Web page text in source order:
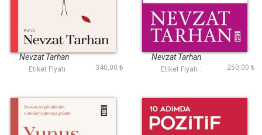
Mesnevi Terapi
Nevzat Tarhan
Etiket Fiyatı : 340,00 ₺
Mutlu Evlilik
Psikolojisi
Nevzat Tarhan
Etiket Fiyatı : 250,00 ₺